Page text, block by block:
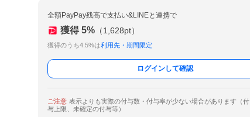
全額PayPay残高で支払い&LINEと連携で
獲得 5% （1,628pt）
獲得のうち4.5%は利用先・期間限定
ログインして確認
ご注意 表示よりも実際の付与数・付与率が少ない場合があります（付
与上限、未確定の付与等）